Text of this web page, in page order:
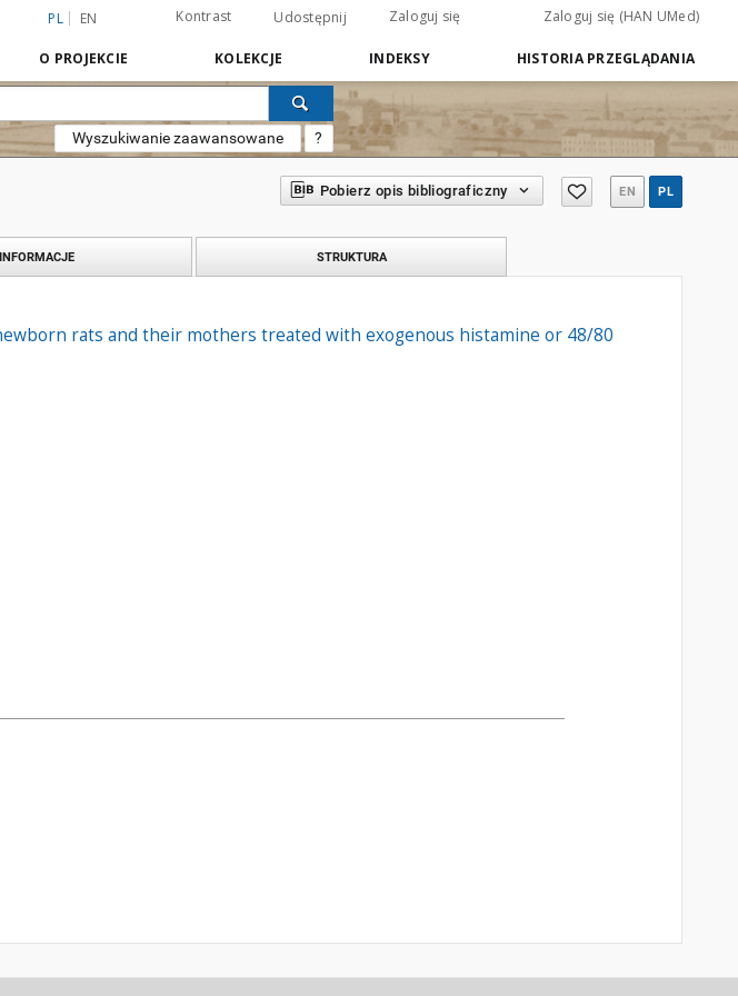
PL EN Kontrast Udostępnij Zaloguj się Zaloguj się (HAN UMed)
O PROJEKCIE KOLEKCJE INDEKSY HISTORIA PRZEGLĄDANIA
Wyszukiwanie zaawansowane ?
Pobierz opis bibliograficzny EN PL
INFORMACJE STRUKTURA
rats and their mothers treated with exogenous histamine or 48/80